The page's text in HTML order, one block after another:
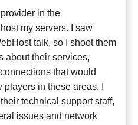
in the
my servers. I saw
talk, so I shoot them
about their services,
that would
in these areas. I
technical support staff,
issues and network